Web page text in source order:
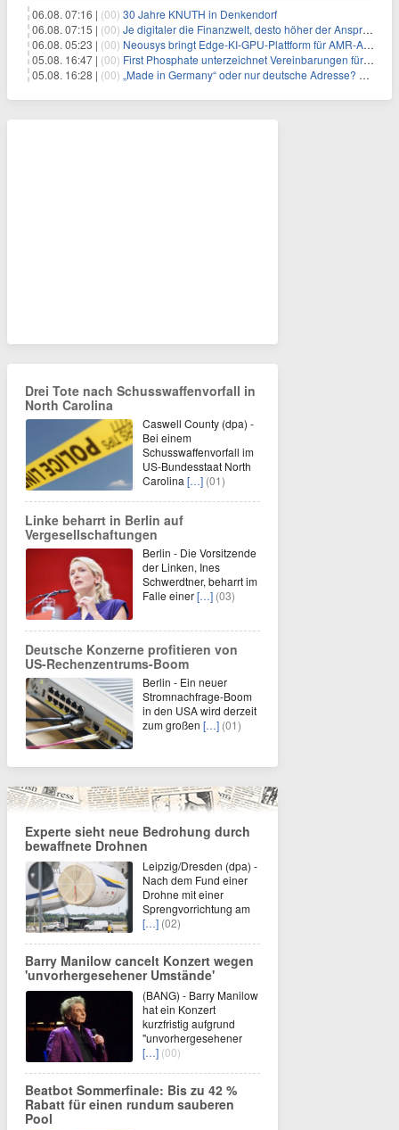
06.08. 07:16 | (00) 30 Jahre KNUTH in Denkendorf
06.08. 07:15 | (00) Je digitaler die Finanzwelt, desto höher der Anspruch an gute Beratung
06.08. 05:23 | (00) Neousys bringt Edge-KI-GPU-Plattform für AMR-Anwendungen mit Unterstützung für vier GMSL2-Fahrzeugkameras auf den Markt
05.08. 16:47 | (00) First Phosphate unterzeichnet Vereinbarungen für nicht zu refundierende Zuwendungen in Höhe von 4,84 Mio. $ von der kanadischen Regierung für Straßeninfrastruktur und Stromübertragungsleitungen
05.08. 16:28 | (00) „Made in Germany“ oder nur deutsche Adresse? So erkennen Sie, wo Ihre Leiterplatten wirklich gefertigt werden
Drei Tote nach Schusswaffenvorfall in
North Carolina
Caswell County (dpa) -
Bei einem
Schusswaffenvorfall im
US-Bundesstaat North
Carolina […] (01)
Linke beharrt in Berlin auf
Vergesellschaftungen
Berlin - Die Vorsitzende
der Linken, Ines
Schwerdtner, beharrt im
Falle einer[…] (03)
Deutsche Konzerne profitieren von
US-Rechenzentrums-Boom
Berlin - Ein neuer
Stromnachfrage-Boom
in den USA wird derzeit
zum großen […] (01)
Experte sieht neue Bedrohung durch
bewaffnete Drohnen
Leipzig/Dresden (dpa) -
Nach dem Fund einer
Drohne mit einer
Sprengvorrichtung am
[…] (02)
Barry Manilow cancelt Konzert wegen
'unvorhergesehener Umstände'
(BANG) - Barry Manilow
hat ein Konzert
kurzfristig aufgrund
"unvorhergesehener
[…] (00)
Beatbot Sommerfinale: Bis zu 42 %
Rabatt für einen rundum sauberen
Pool